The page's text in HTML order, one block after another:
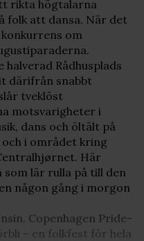
rikta högtalarna
folk att dansa. När det
om
Rådhusplads
därifrån snabbt
tveklöst
motsvarigheter i
dans och öltält på
i området kring
Här
lär rulla på till den
någon gång i morgon
Copenhagen Pride-
– en folkfest för hela